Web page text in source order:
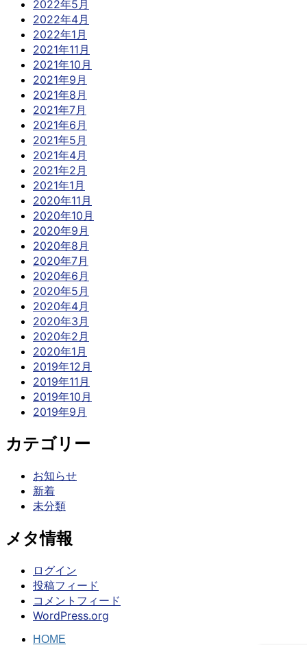
2022年5月
2022年4月
2022年1月
2021年11月
2021年10月
2021年9月
2021年8月
2021年7月
2021年6月
2021年5月
2021年4月
2021年2月
2021年1月
2020年11月
2020年10月
2020年9月
2020年8月
2020年7月
2020年6月
2020年5月
2020年4月
2020年3月
2020年2月
2020年1月
2019年12月
2019年11月
2019年10月
2019年9月
カテゴリー
お知らせ
新着
未分類
メタ情報
ログイン
投稿フィード
コメントフィード
WordPress.org
HOME